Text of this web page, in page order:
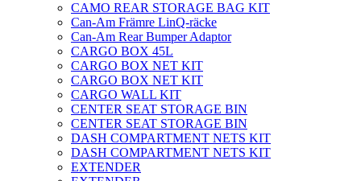
CAMO REAR STORAGE BAG KIT
Can-Am Främre LinQ-räcke
Can-Am Rear Bumper Adaptor
CARGO BOX 45L
CARGO BOX NET KIT
CARGO BOX NET KIT
CARGO WALL KIT
CENTER SEAT STORAGE BIN
CENTER SEAT STORAGE BIN
DASH COMPARTMENT NETS KIT
DASH COMPARTMENT NETS KIT
EXTENDER